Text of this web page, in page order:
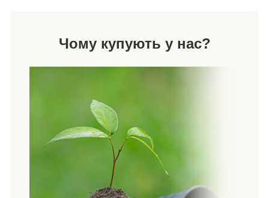
Чому купують у нас?